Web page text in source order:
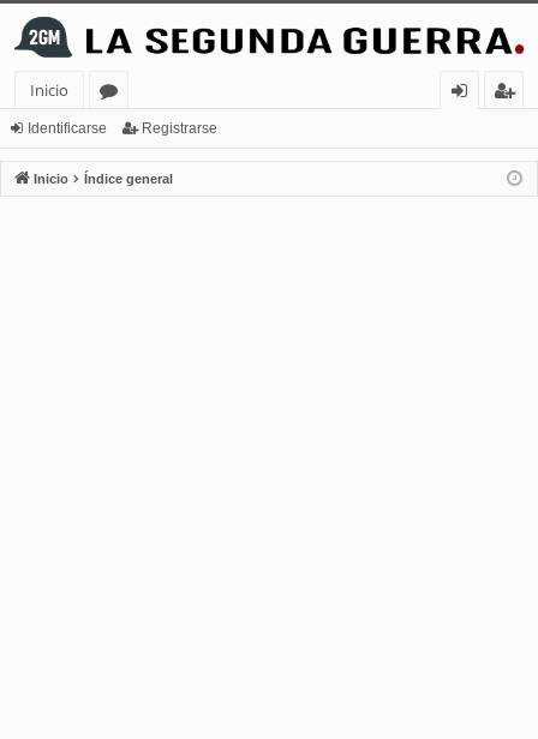
Inicio
or
os
nt
ifi
ist
ra
Identificarse Registrarse
Inicio Índice general